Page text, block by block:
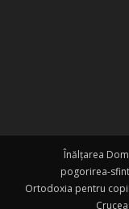
Înălțarea
pogorirea-
Ortodoxia pentru copii